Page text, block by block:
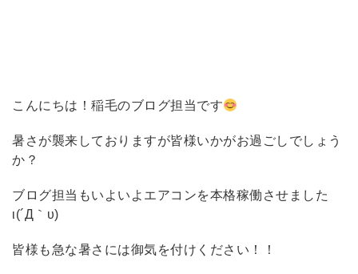
こんにちは！稲毛のブログ担当です
暑さが襲来しておりますが皆様いかがお過ごしでしょう
か？
ブログ担当もいよいよエアコンを本格稼働させました
ι(´Д｀υ)
皆様も急な暑さには御気を付けください！！